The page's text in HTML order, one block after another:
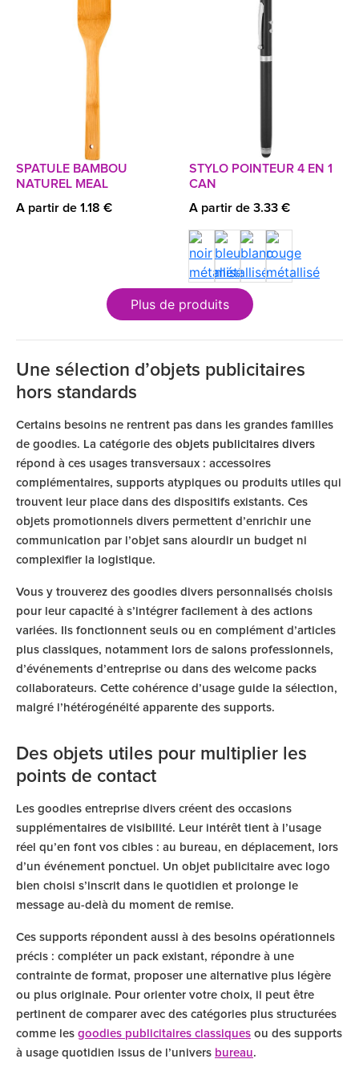
SPATULE BAMBOU
NATUREL MEAL
A partir de 1.18 €
STYLO POINTEUR 4 EN 1
CAN
A partir de 3.33 €
Plus de produits
Une sélection d’objets publicitaires
hors standards
Certains besoins ne rentrent pas dans les grandes familles
de goodies. La catégorie des objets publicitaires divers
répond à ces usages transversaux : accessoires
complémentaires, supports atypiques ou produits utiles qui
trouvent leur place dans des dispositifs existants. Ces
objets promotionnels divers permettent d’enrichir une
communication par l’objet sans alourdir un budget ni
complexifier la logistique.
Vous y trouverez des goodies divers personnalisés choisis
pour leur capacité à s’intégrer facilement à des actions
variées. Ils fonctionnent seuls ou en complément d’articles
plus classiques, notamment lors de salons professionnels,
d’événements d’entreprise ou dans des welcome packs
collaborateurs. Cette cohérence d’usage guide la sélection,
malgré l’hétérogénéité apparente des supports.
Des objets utiles pour multiplier les
points de contact
Les goodies entreprise divers créent des occasions
supplémentaires de visibilité. Leur intérêt tient à l’usage
réel qu’en font vos cibles : au bureau, en déplacement, lors
d’un événement ponctuel. Un objet publicitaire avec logo
bien choisi s’inscrit dans le quotidien et prolonge le
message au-delà du moment de remise.
Ces supports répondent aussi à des besoins opérationnels
précis : compléter un pack existant, répondre à une
contrainte de format, proposer une alternative plus légère
ou plus originale. Pour orienter votre choix, il peut être
pertinent de comparer avec des catégories plus structurées
comme les goodies publicitaires classiques ou des supports
à usage quotidien issus de l’univers bureau.